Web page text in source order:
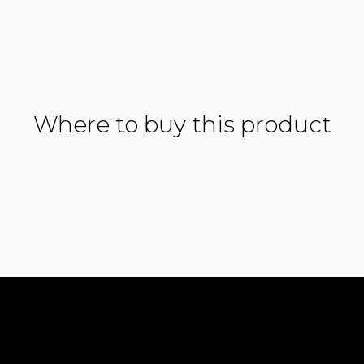
Where to buy this product